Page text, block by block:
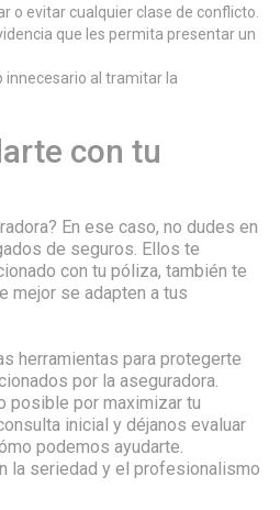
o evitar cualquier clase de conflicto.
que les permita presentar un
innecesario al tramitar la
con tu
En ese caso, no dudes en
de seguros. Ellos te
con tu póliza, también te
mejor se adapten a tus
herramientas para protegerte
por la aseguradora.
posible por maximizar tu
inicial y déjanos evaluar
podemos ayudarte.
la seriedad y el profesionalismo